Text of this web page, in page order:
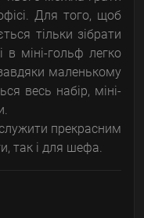
Для того, щоб
тільки зібрати
в міні-гольф легко
маленькому
весь набір, міні-
прекрасним
так і для шефа.